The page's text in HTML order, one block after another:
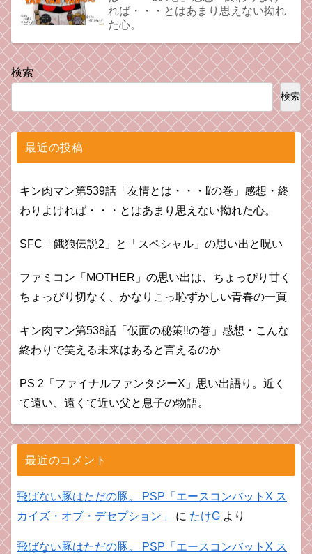
れば・・・とはあまり思えない拗れ
た心。
検索
検索
最近の投稿
キン肉マン第539話「友情とは・・・⁉︎の巻」感想・終
わりよければ・・・とはあまり思えない拗れた心。
SFC「餓狼伝説2」と「スペシャル」の思い出と呪い
ファミコン「MOTHER」の思い出は、ちょっぴり甘く
ちょっぴり切なく、かなりこっ恥ずかしい青春の一頁
キン肉マン第538話「仮面の秘策‼︎の巻」感想・こんな
終わりで笑える未来はあると言えるのか
PS 2「ファイナルファンタジーX」思い出語り。近く
て遠い、遠くて近い父と息子の物語。
最近のコメント
飛ばない豚はただの豚。 PSP「エースコンバットX ス
カイズ・オブ・デセプション」
に たけG より
飛ばない豚はただの豚。 PSP「エースコンバットX ス